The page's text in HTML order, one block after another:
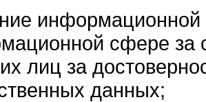
информационной
сфере за
лиц за
данных;